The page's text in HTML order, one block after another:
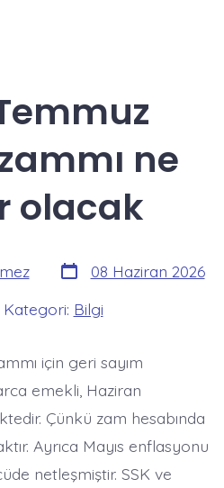
ne
olacak
Yazı
tarihi
08 Haziran 2026
Kategori: Bilgi
için geri sayım
emekli, Haziran
Çünkü zam hesabında
Ayrıca Mayıs enflasyonu
netleşmiştir. SSK ve